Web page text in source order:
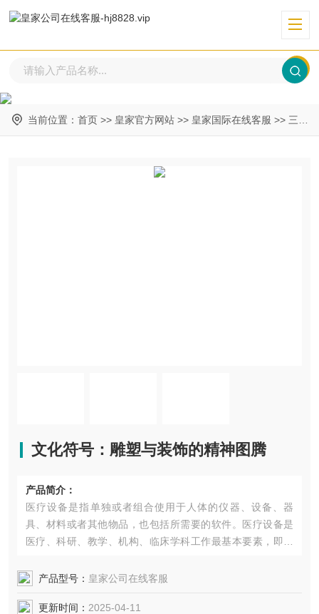
当前位置： 首页 >> 皇家官方网站 >> 皇家国际在线客服 >> 三级栏目二
文化符号：雕塑与装饰的精神图腾
产品简介：
医疗设备是指单独或者组合使用于人体的仪器、设备、器
具、材料或者其他物品，也包括所需要的软件。医疗设备是
医疗、科研、教学、机构、临床学科工作最基本要素，即包
医学科学技术水平的基本条件，也是现代化程度的重要标
产品型号： 皇家公司在线客服
更新时间： 2025-04-11